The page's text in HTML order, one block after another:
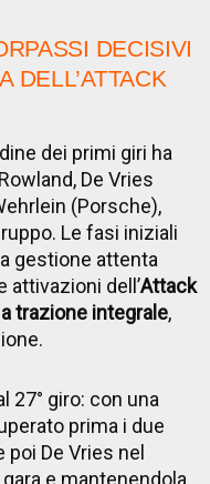
DECISIVI
DELL’ATTACK
dei primi giri ha
De Vries
(Porsche),
Le fasi iniziali
gestione attenta
attivazioni dell’Attack
trazione integrale,
27° giro: con una
prima i due
De Vries nel